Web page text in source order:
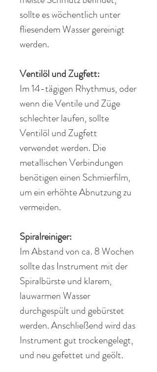
sollte eswöchentlich unter
fliesendem Wasser gereinigt
werden.
Ventilöl und Zugfett:
Im 14-tägigen Rhythmus, oder
wenn dieVentileund Züge
schlechter laufen, sollte
Ventilöl und Zugfett
verwendet werden. Die
metallischenVerbindungen
benötigen einen Schmierfilm,
um ein erhöhteAbnutzung zu
vermeiden.
Spiralreiniger:
Im Abstand von ca. 8 Wochen
sollte das Instrument mit der
Spiralbürste und klarem,
lauwarmen Wasser
durchgespült und gebürstet
werden. Anschließend wird das
Instrument gut trockengelegt,
und neu gefettet und geölt.